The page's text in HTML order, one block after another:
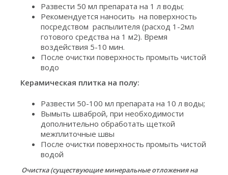
Развести 50 мл препарата на 1 л воды;
Рекомендуется наносить на поверхность
посредством распылителя (расход 1-2мл
готового средства на 1 м2). Время
воздействия 5-10 мин.
После очистки поверхность промыть чистой
водо
Керамическая плитка на полу:
Развести 50-100 мл препарата на 10 л воды;
Вымыть шваброй, при необходимости
дополнительно обработать щеткой
межплиточные швы
После очистки поверхность промыть чистой
водой
Очистка (существующие минеральные отложения на